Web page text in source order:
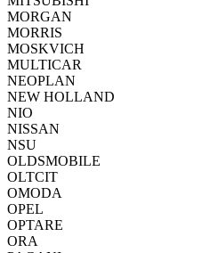
MORGAN
MORRIS
MOSKVICH
MULTICAR
NEOPLAN
NEW HOLLAND
NIO
NISSAN
NSU
OLDSMOBILE
OLTCIT
OMODA
OPEL
OPTARE
ORA